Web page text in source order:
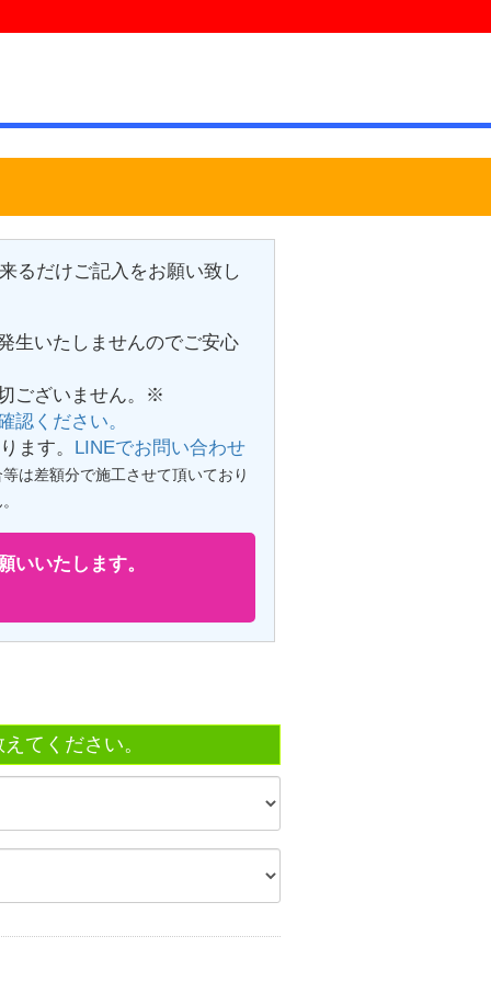
るだけご記入をお願い致し
生いたしませんのでご安心
ございません。※
認ください。
ます。 LINEでお問い合わせ
は差額分で施工させて頂いており
いいたします。
てください。